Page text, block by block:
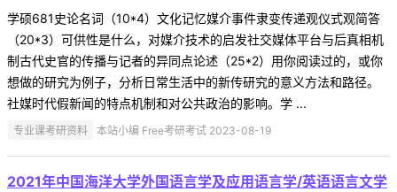
学硕681史论名词（10*4）文化记忆媒介事件隶变传递观仪式观简答
（20*3）可供性是什么，对媒介技术的启发社交媒体平台与后真相机
制古代史官的传播与记者的异同点论述（25*2）用你阅读过的，或你
想做的研究为例子，分析日常生活中的新传研究的意义方法和路径。
社媒时代假新闻的特点机制和对公共政治的影响。学 ...
专业课考研资料 本站小编 Free考研考试 2023-08-19
2021年中国海洋大学外国语言学及应用语言学/英语语言文学